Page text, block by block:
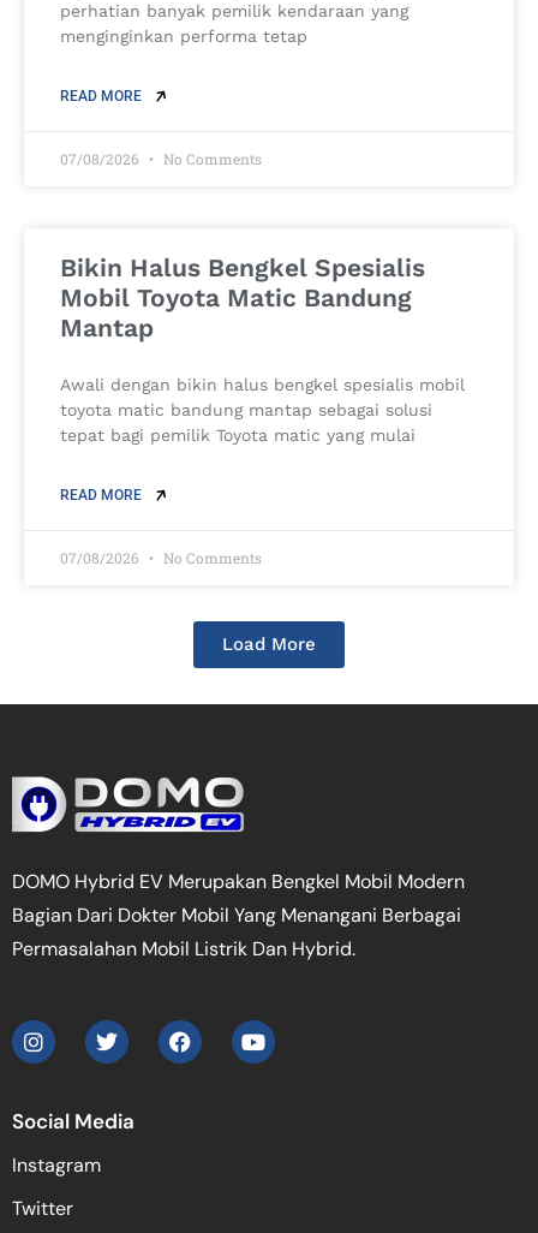
perhatian banyak pemilik kendaraan yang
menginginkan performa tetap
READ MORE
07/08/2026 No Comments
Bikin Halus Bengkel Spesialis
Mobil Toyota Matic Bandung
Mantap
Awali dengan bikin halus bengkel spesialis mobil
toyota matic bandung mantap sebagai solusi
tepat bagi pemilik Toyota matic yang mulai
READ MORE
07/08/2026 No Comments
Load More
DOMO Hybrid EV Merupakan Bengkel Mobil Modern
Bagian Dari Dokter Mobil Yang Menangani Berbagai
Permasalahan Mobil Listrik Dan Hybrid.
Social Media
Instagram
Twitter